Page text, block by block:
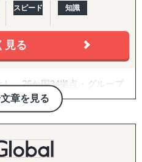
設立サポート』
設立、登記、銀行口座開設
ポート』
、進出・移住に必要なビザ
スピード 知識
見る
章を見る
、26か国34拠点・グループ
サルティングファームで
して初めてインドに進出し、
も展開。